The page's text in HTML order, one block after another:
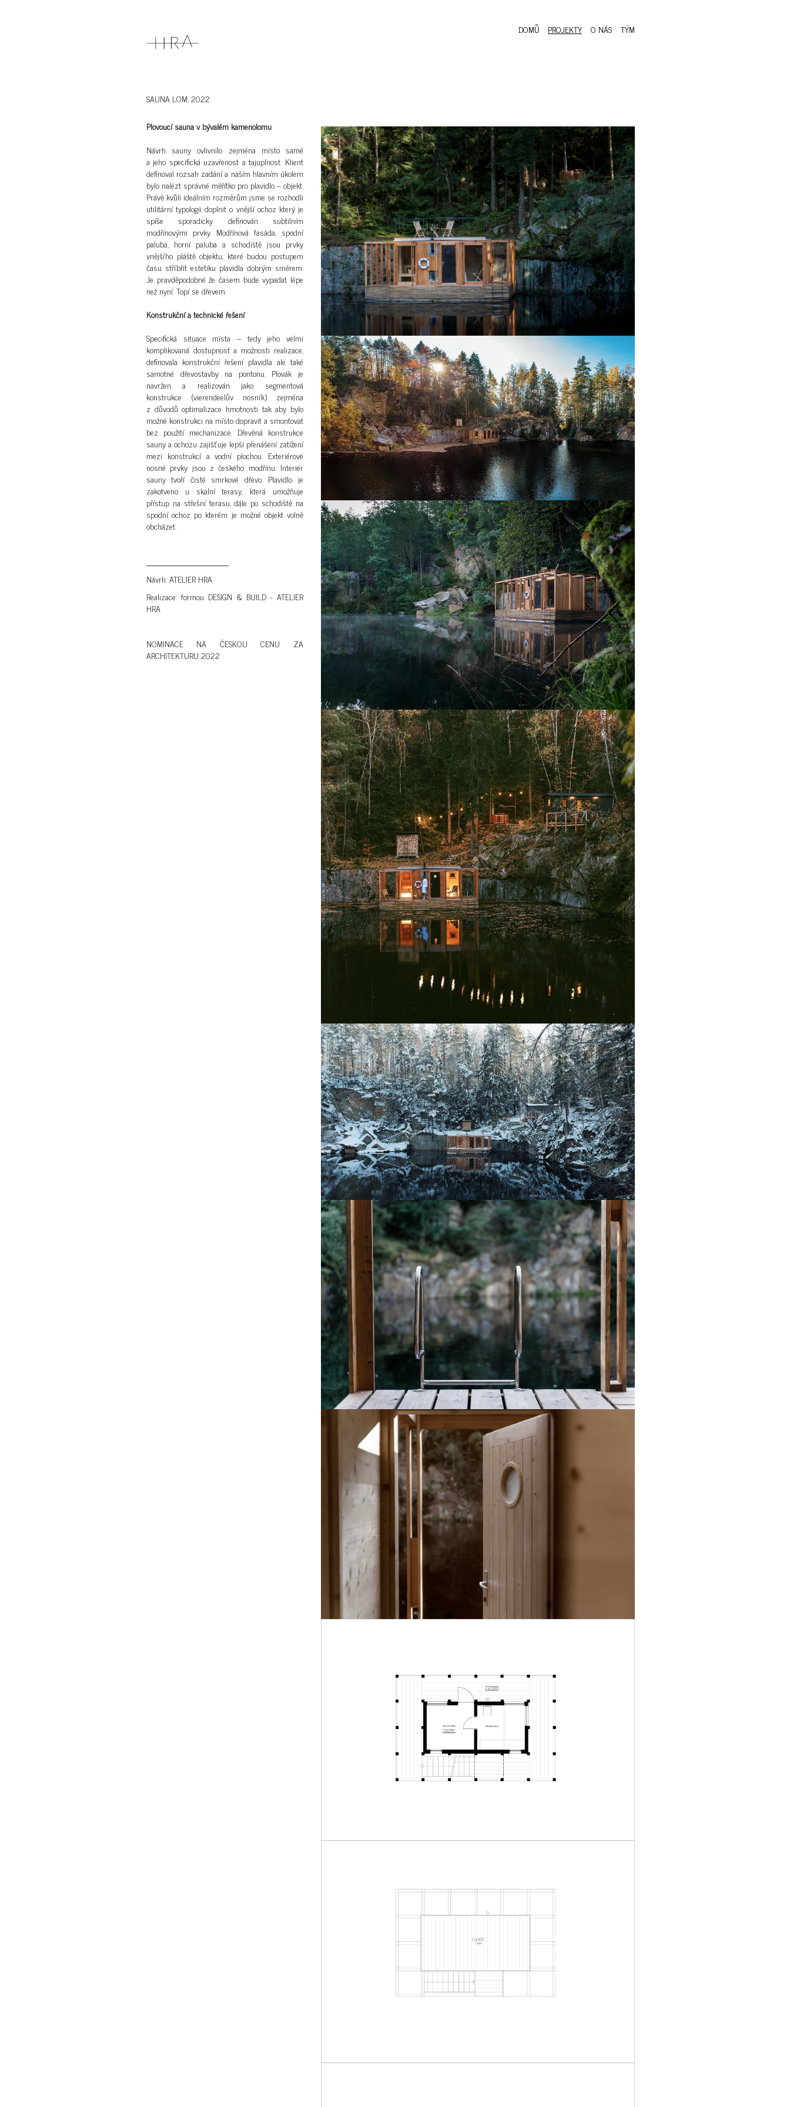
DOMŮ PROJEKTY O NÁS TÝM
SAUNA LOM, 2022
Plovoucí sauna v bývalém kamenolomu
Návrh sauny ovlivnilo zejména místo samé
a jeho specifická uzavřenost a tajuplnost. Klient
definoval rozsah zadání a naším hlavním úkolem
bylo nalézt správné měřítko pro plavidlo – objekt.
Právě kvůli ideálním rozměrům jsme se rozhodli
utilitární typologii doplnit o vnější ochoz který je
spíše sporadicky definován subtilním
modřínovými prvky. Modřínová fasáda, spodní
paluba, horní paluba a schodiště jsou prvky
vnějšího pláště objektu, které budou postupem
času stříbřit estetiku plavidla dobrým směrem.
Je pravděpodobné že časem bude vypadat lépe
než nyní. Topí se dřevem.
Konstrukční a technické řešení
Specifická situace místa – tedy jeho velmi
komplikovaná dostupnost a možnosti realizace,
definovala konstrukční řešení plavidla ale také
samotné dřevostavby na pontonu. Plovák je
navržen a realizován jako segmentová
konstrukce (vierendeelův nosník) zejména
z důvodů optimalizace hmotnosti tak aby bylo
možné konstrukci na místo dopravit a smontovat
bez použití mechanizace. Dřevěná konstrukce
sauny a ochozu zajišťuje lepší přenášení zatížení
mezi konstrukcí a vodní plochou. Exteriérové
nosné prvky jsou z českého modřínu. Interiér
sauny tvoří čisté smrkové dřevo. Plavidlo je
zakotveno u skalní terasy, která umožňuje
přístup na střešní terasu, dále po schodiště na
spodní ochoz po kterém je možné objekt volně
obcházet.
Návrh: ATELIER HRA
Realizace: formou DESIGN & BUILD - ATELIER
HRA
NOMINACE NA ČESKOU CENU ZA
ARCHITEKTURU 2022